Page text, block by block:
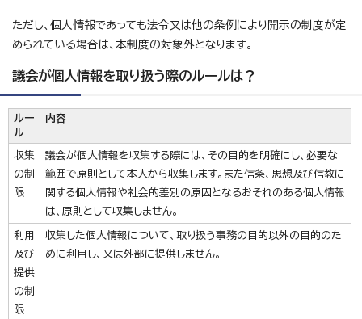
ただし、個人情報であっても法令又は他の条例により開示の制度が定
められている場合は、本制度の対象外となります。
議会が個人情報を取り扱う際のルールは？
ルー
ル
内容
収集
の制
限
議会が個人情報を収集する際には、その目的を明確にし、必要な
範囲で原則として本人から収集します。また信条、思想及び信教に
関する個人情報や社会的差別の原因となるおそれのある個人情報
は、原則として収集しません。
利用
及び
提供
の制
限
収集した個人情報について、取り扱う事務の目的以外の目的のた
めに利用し、又は外部に提供しません。